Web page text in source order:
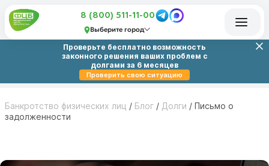
8 (800) 511-11-00
Выберите город
Проверьте бесплатно возможность
законного решения ваших проблем с
долгами за 6 месяцев
Проверить свою ситуацию
Банкротство физических лиц / Блог / Долги / Письмо о
задолженности